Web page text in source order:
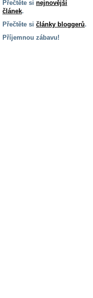
Přečtěte si nejnovější
článek.
Přečtěte si články bloggerů.
Příjemnou zábavu!